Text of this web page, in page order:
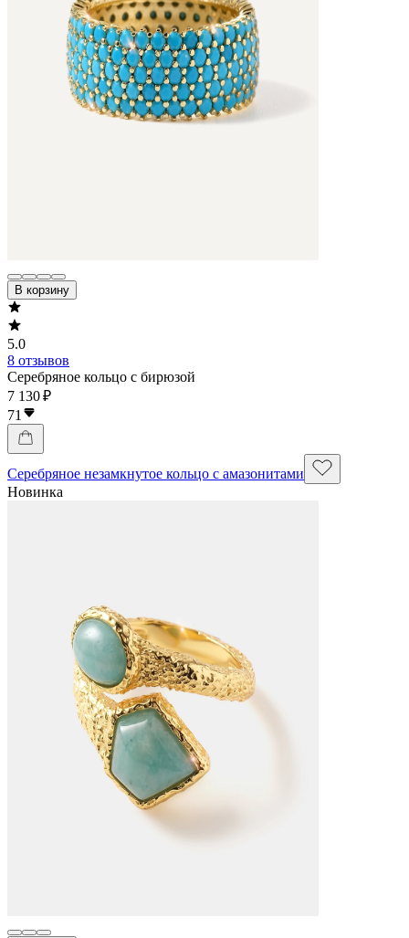
В корзину
5.0
8 отзывов
Серебряное кольцо с бирюзой
7 130 ₽
71
Серебряное незамкнутое кольцо с амазонитами
Новинка